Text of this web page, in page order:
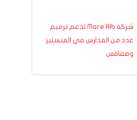
شركة Mare Alb تدعم ترميم
عدد من المدارس في المنستير
وصفاقس